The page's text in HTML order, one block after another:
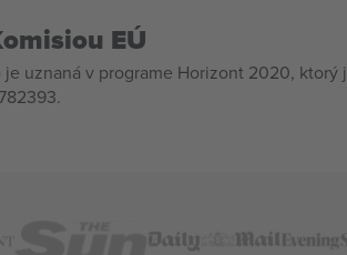
EÚ
uznaná v programe Horizont 2020, ktorý